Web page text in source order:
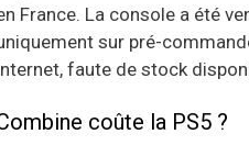
France. La console a été
sur pré-
faute de stock
coûte la PS5 ?